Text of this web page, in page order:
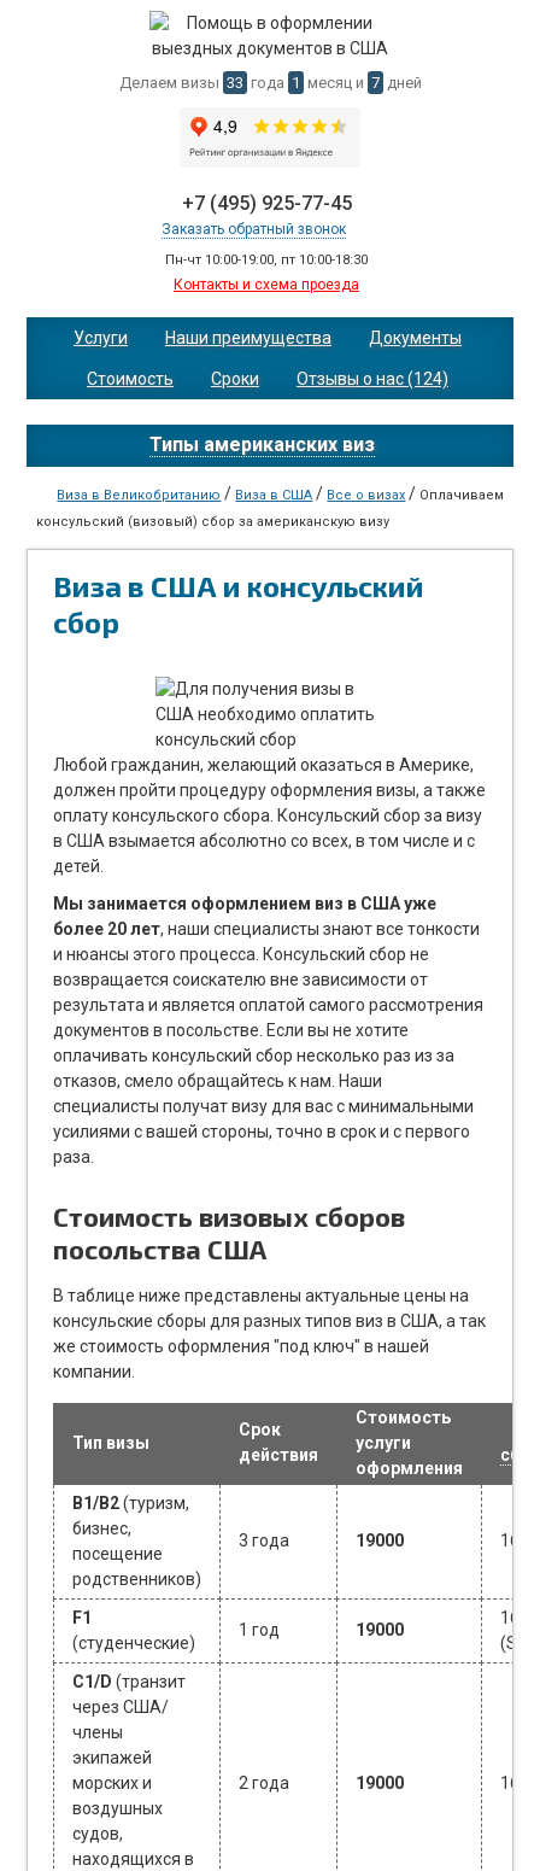
Делаем визы 33 года 1 месяц и 7 дней
+7 (495) 925-77-45
Заказать обратный звонок
Пн-чт 10:00-19:00, пт 10:00-18:30
Контакты и схема проезда
Услуги Наши преимущества Документы
Стоимость Сроки Отзывы о нас (124)
Типы американских виз
Виза в Великобританию / Виза в США / Все о визах / Оплачиваем
консульский (визовый) сбор за американскую визу
Виза в США и консульский
сбор
Любой гражданин, желающий оказаться в Америке,
должен пройти процедуру оформления визы, а также
оплату консульского сбора. Консульский сбор за визу
в США взымается абсолютно со всех, в том числе и с
детей.
Мы занимается оформлением виз в США уже
более 20 лет, наши специалисты знают все тонкости
и нюансы этого процесса. Консульский сбор не
возвращается соискателю вне зависимости от
результата и является оплатой самого рассмотрения
документов в посольстве. Если вы не хотите
оплачивать консульский сбор несколько раз из за
отказов, смело обращайтесь к нам. Наши
специалисты получат визу для вас с минимальными
усилиями с вашей стороны, точно в срок и с первого
раза.
Стоимость визовых сборов
посольства США
В таблице ниже представлены актуальные цены на
консульские сборы для разных типов виз в США, а так
же стоимость оформления "под ключ" в нашей
компании.
Тип визы
Срок
действия
Стоимость
услуги
оформления
сбор
B1/B2(туризм,
бизнес,
посещение
родственников)
3 года 19000 160$
F1
(студенческие)
1 год 19000
160$
C1/D (транзит
через США/
члены
экипажей
морских и
воздушных
судов,
находящихся в
2 года 19000 160$